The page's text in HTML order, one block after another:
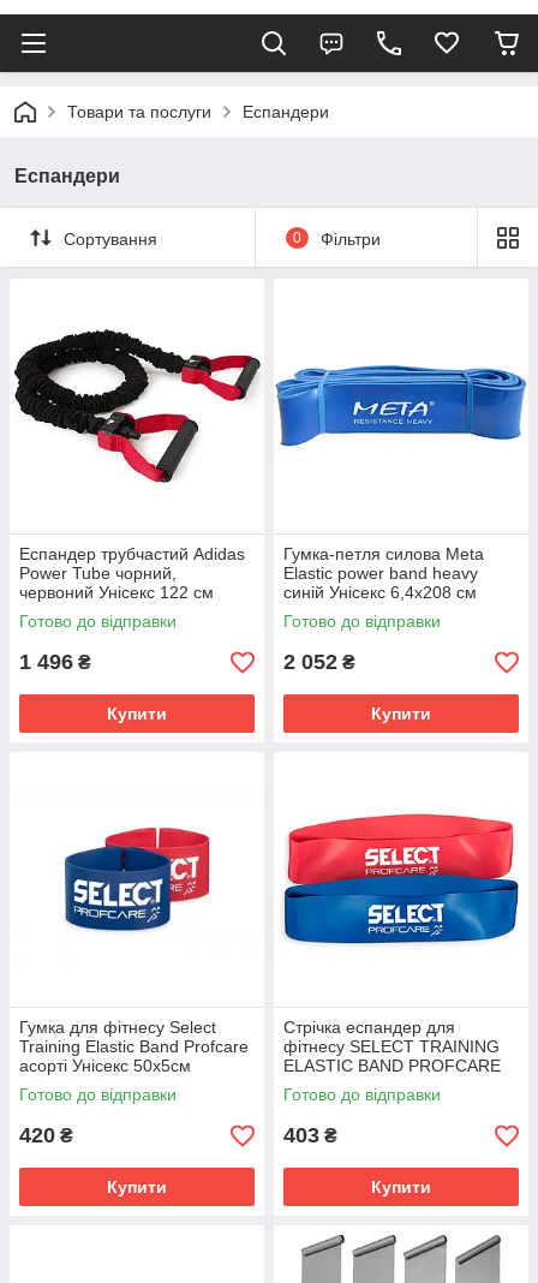
Товари та послуги Еспандери
Еспандери
Сортування 0 Фільтри
Еспандер трубчастий Adidas
Power Tube чорний,
червоний Унісекс 122 см
ADTB-10602
Готово до відправки
1 496 ₴
Купити
Гумка-петля силова Meta
Elastic power band heavy
синій Унісекс 6,4х208 см
4003000503
Готово до відправки
2 052 ₴
Купити
Гумка для фітнесу Select
Training Elastic Band Profcare
асорті Унісекс 50х5см
703300-001
Готово до відправки
420 ₴
Купити
Стрічка еспандер для
фітнесу SELECT TRAINING
ELASTIC BAND PROFCARE
703300, Розмір (EU) - 1SIZE
Готово до відправки
403 ₴
Купити